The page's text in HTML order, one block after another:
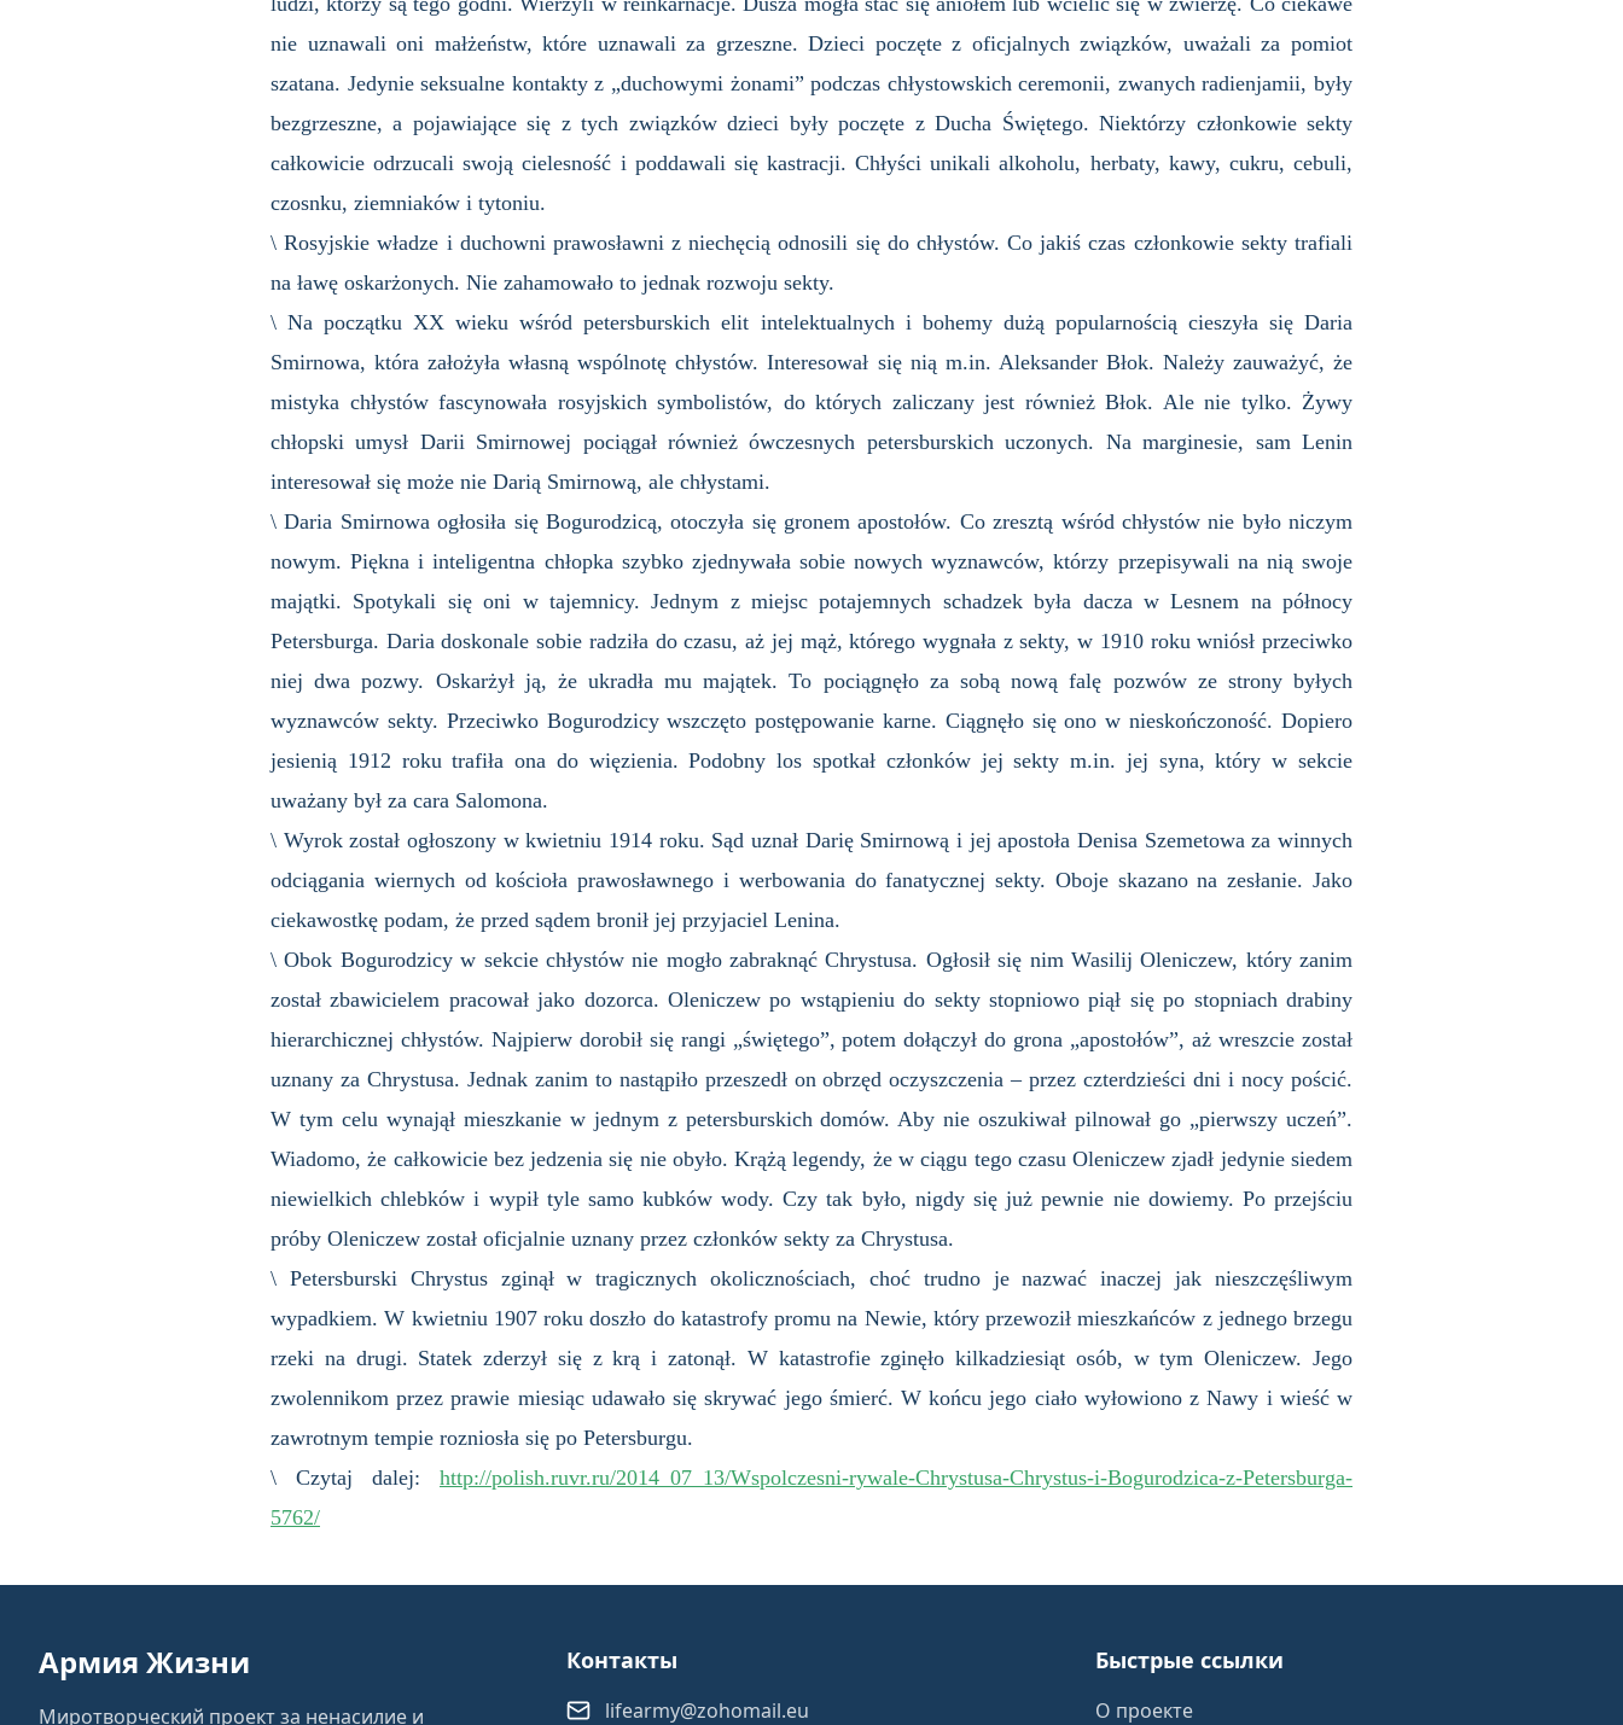
nie uznawali oni małżeństw, które uznawali za grzeszne. Dzieci poczęte z oficjalnych związków, uważali za pomiot
szatana. Jedynie seksualne kontakty z „duchowymi żonami” podczas chłystowskich ceremonii, zwanych radienjamii, były
bezgrzeszne, a pojawiające się z tych związków dzieci były poczęte z Ducha Świętego. Niektórzy członkowie sekty
całkowicie odrzucali swoją cielesność i poddawali się kastracji. Chłyści unikali alkoholu, herbaty, kawy, cukru, cebuli,
czosnku, ziemniaków i tytoniu.
\ Rosyjskie władze i duchowni prawosławni z niechęcią odnosili się do chłystów. Co jakiś czas członkowie sekty trafiali
na ławę oskarżonych. Nie zahamowało to jednak rozwoju sekty.
\ Na początku XX wieku wśród petersburskich elit intelektualnych i bohemy dużą popularnością cieszyła się Daria
Smirnowa, która założyła własną wspólnotę chłystów. Interesował się nią m.in. Aleksander Błok. Należy zauważyć, że
mistyka chłystów fascynowała rosyjskich symbolistów, do których zaliczany jest również Błok. Ale nie tylko. Żywy
chłopski umysł Darii Smirnowej pociągał również ówczesnych petersburskich uczonych. Na marginesie, sam Lenin
interesował się może nie Darią Smirnową, ale chłystami.
\ Daria Smirnowa ogłosiła się Bogurodzicą, otoczyła się gronem apostołów. Co zresztą wśród chłystów nie było niczym
nowym. Piękna i inteligentna chłopka szybko zjednywała sobie nowych wyznawców, którzy przepisywali na nią swoje
majątki. Spotykali się oni w tajemnicy. Jednym z miejsc potajemnych schadzek była dacza w Lesnem na północy
Petersburga. Daria doskonale sobie radziła do czasu, aż jej mąż, którego wygnała z sekty, w 1910 roku wniósł przeciwko
niej dwa pozwy. Oskarżył ją, że ukradła mu majątek. To pociągnęło za sobą nową falę pozwów ze strony byłych
wyznawców sekty. Przeciwko Bogurodzicy wszczęto postępowanie karne. Ciągnęło się ono w nieskończoność. Dopiero
jesienią 1912 roku trafiła ona do więzienia. Podobny los spotkał członków jej sekty m.in. jej syna, który w sekcie
uważany był za cara Salomona.
\ Wyrok został ogłoszony w kwietniu 1914 roku. Sąd uznał Darię Smirnową i jej apostoła Denisa Szemetowa za winnych
odciągania wiernych od kościoła prawosławnego i werbowania do fanatycznej sekty. Oboje skazano na zesłanie. Jako
ciekawostkę podam, że przed sądem bronił jej przyjaciel Lenina.
\ Obok Bogurodzicy w sekcie chłystów nie mogło zabraknąć Chrystusa. Ogłosił się nim Wasilij Oleniczew, który zanim
został zbawicielem pracował jako dozorca. Oleniczew po wstąpieniu do sekty stopniowo piął się po stopniach drabiny
hierarchicznej chłystów. Najpierw dorobił się rangi „świętego”, potem dołączył do grona „apostołów”, aż wreszcie został
uznany za Chrystusa. Jednak zanim to nastąpiło przeszedł on obrzęd oczyszczenia – przez czterdzieści dni i nocy pościć.
W tym celu wynajął mieszkanie w jednym z petersburskich domów. Aby nie oszukiwał pilnował go „pierwszy uczeń”.
Wiadomo, że całkowicie bez jedzenia się nie obyło. Krążą legendy, że w ciągu tego czasu Oleniczew zjadł jedynie siedem
niewielkich chlebków i wypił tyle samo kubków wody. Czy tak było, nigdy się już pewnie nie dowiemy. Po przejściu
próby Oleniczew został oficjalnie uznany przez członków sekty za Chrystusa.
\ Petersburski Chrystus zginął w tragicznych okolicznościach, choć trudno je nazwać inaczej jak nieszczęśliwym
wypadkiem. W kwietniu 1907 roku doszło do katastrofy promu na Newie, który przewoził mieszkańców z jednego brzegu
rzeki na drugi. Statek zderzył się z krą i zatonął. W katastrofie zginęło kilkadziesiąt osób, w tym Oleniczew. Jego
zwolennikom przez prawie miesiąc udawało się skrywać jego śmierć. W końcu jego ciało wyłowiono z Nawy i wieść w
zawrotnym tempie rozniosła się po Petersburgu.
\ Czytaj dalej: http://polish.ruvr.ru/2014_07_13/Wspolczesni-rywale-Chrystusa-Chrystus-i-Bogurodzica-z-Petersburga-
5762/
Армия Жизни
Миротворческий проект за ненасилие и
Контакты
lifearmy@zohomail.eu
Быстрые ссылки
О проекте